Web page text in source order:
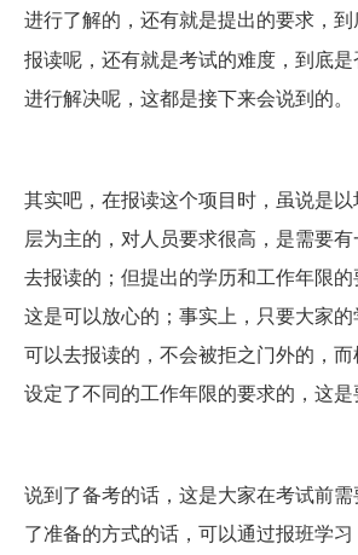
进行了解的，还有就是提出的要求，到
报读呢，还有就是考试的难度，到底
进行解决呢，这都是接下来会说到的。
其实吧，在报读这个项目时，虽说是
层为主的，对人员要求很高，是需要
去报读的；但提出的学历和工作年限的
这是可以放心的；事实上，只要大家
可以去报读的，不会被拒之门外的，
设定了不同的工作年限的要求的，这是
说到了备考的话，这是大家在考试前
了准备的方式的话，可以通过报班学